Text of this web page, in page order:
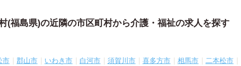
(福島県)の近隣の市区町村から介護・福祉の求人を探す
市 郡山市 いわき市 白河市 須賀川市 喜多方市 相馬市
二本松市